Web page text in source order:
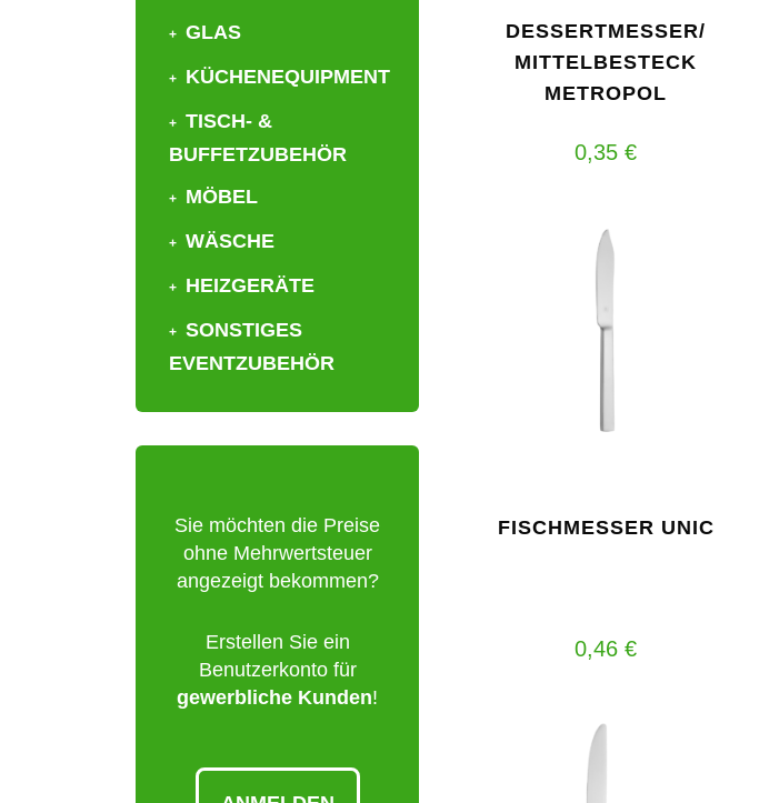
GLAS
KÜCHENEQUIPMENT
TISCH- &
BUFFETZUBEHÖR
MÖBEL
WÄSCHE
HEIZGERÄTE
SONSTIGES
EVENTZUBEHÖR
Sie möchten die Preise
ohne Mehrwertsteuer
angezeigt bekommen?
Erstellen Sie ein
Benutzerkonto für
gewerbliche Kunden!
DESSERTMESSER/
MITTELBESTECK
METROPOL
0,35€
FISCHMESSER UNIC
0,46€